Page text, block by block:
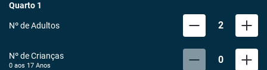
Quarto 1
Nº de Adultos 2
Nº de Crianças
0 aos 17 Anos 0